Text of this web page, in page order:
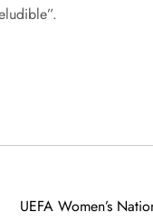
UEFA Women’s